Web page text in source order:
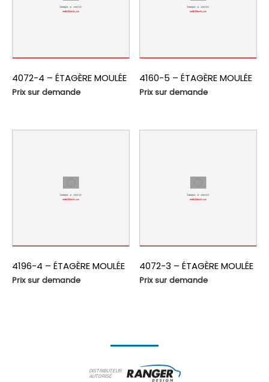
4072-4 – ÉTAGÈRE MOULÉE
Prix sur demande
4160-5 – ÉTAGÈRE MOULÉE
Prix sur demande
4196-4 – ÉTAGÈRE MOULÉE
Prix sur demande
4072-3 – ÉTAGÈRE MOULÉE
Prix sur demande
DISTRIBUTEUR
AUTORISÉ